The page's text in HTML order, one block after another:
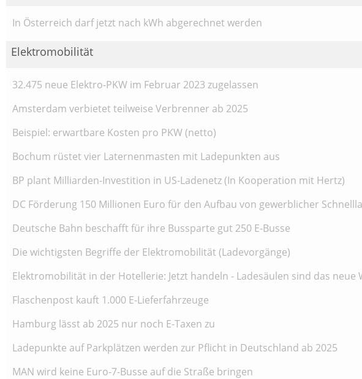
In Österreich darf jetzt nach kWh abgerechnet werden
Elektromobilität
32.475 neue Elektro-PKW im Februar 2023 zugelassen
Amsterdam verbietet teilweise Verbrenner ab 2025
Beispiel: erwartbare Kosten pro PKW (netto)
Bochum rüstet vier Laternenmasten mit Ladepunkten aus
BP plant Milliarden-Investition in US-Ladenetz (In Kooperation mit Hertz)
DC Förderung 150 Millionen Euro für den Aufbau von gewerblicher
Deutsche Bahn beschafft für ihre Bussparte gut 250 E-Busse
Die wichtigsten Begriffe der Elektromobilität (Ladevorgänge)
Elektromobilität in der Hotellerie: Jetzt handeln - Ladesäulen sind das neue
Flaschenpost kauft 1.000 E-Lieferfahrzeuge
Hamburg lässt ab 2025 nur noch E-Taxen zu
Ladepunkte auf Parkplätzen werden zur Pflicht in Deutschland ab 2025
MAN wird keine Euro-7-Busse auf die Straße bringen